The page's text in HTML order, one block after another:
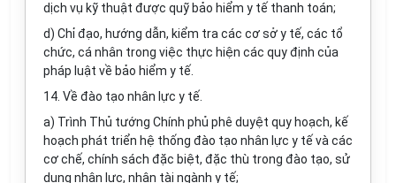
dịch vụ kỹ thuật được quỹ bảo hiểm y tế thanh toán;
d) Chỉ đạo, hướng dẫn, kiểm tra các cơ sở y tế, các tổ
chức, cá nhân trong việc thực hiện các quy định của
pháp luật về bảo hiểm y tế.
14. Về đào tạo nhân lực y tế.
a) Trình Thủ tướng Chính phủ phê duyệt quy hoạch, kế
hoạch phát triển hệ thống đào tạo nhân lực y tế và các
cơ chế, chính sách đặc biệt, đặc thù trong đào tạo, sử
dụng nhân lực, nhân tài ngành y tế;